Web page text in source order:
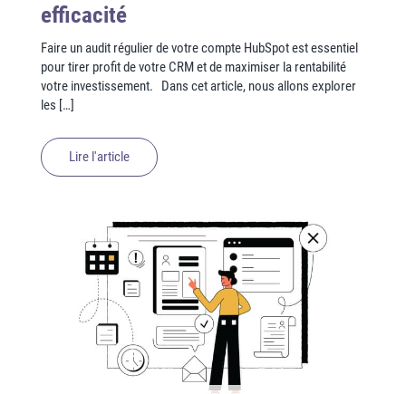
efficacité
Faire un audit régulier de votre compte HubSpot est essentiel
pour tirer profit de votre CRM et de maximiser la rentabilité
votre investissement. Dans cet article, nous allons explorer
les […]
Lire l'article